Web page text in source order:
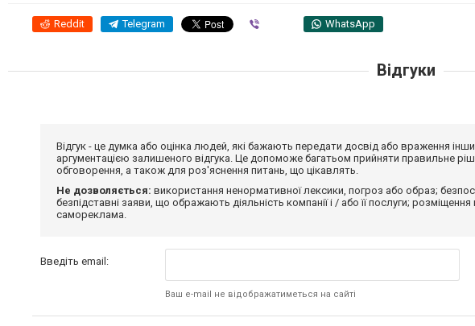
Reddit Telegram WhatsApp
Відгуки
Відгук - це думка або оцінка людей, які бажають передати досвід або враження
аргументацією залишеного відгука. Це допоможе багатьом прийняти правильне
обговорення, а також для роз'яснення питань, що цікавлять.
Не дозволяється: використання ненормативної лексики, погроз або образ;
безпідставні заяви, що ображають діяльність компанії і / або її послуги;
самореклама.
Введіть email:
Ваш e-mail не відображатиметься на сайті